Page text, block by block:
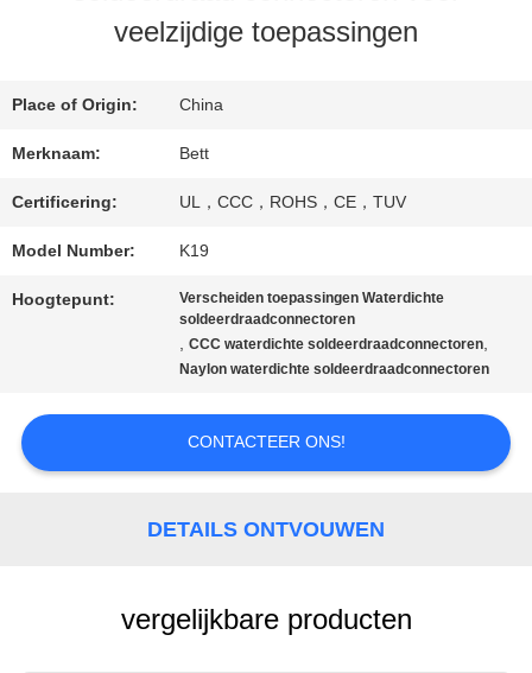
PRIVACY
POLICY
veelzijdige toepassingen
Place of Origin: China
Merknaam: Bett
Certificering: UL，CCC，ROHS，CE，TUV
Model Number: K19
Hoogtepunt:
Verscheiden toepassingen Waterdichte
soldeerdraadconnectoren
,CCC waterdichte soldeerdraadconnectoren,
Naylon waterdichte soldeerdraadconnectoren
CONTACTEER ONS!
DETAILS ONTVOUWEN
vergelijkbare producten